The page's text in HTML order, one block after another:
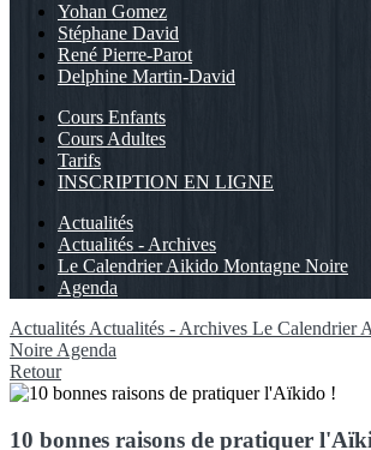
Yohan Gomez
Stéphane David
René Pierre-Parot
Delphine Martin-David
Cours Enfants
Cours Adultes
Tarifs
INSCRIPTION EN LIGNE
Actualités
Actualités - Archives
Le Calendrier Aikido Montagne Noire
Agenda
Actualités Actualités - Archives Le Calendrier
Noire Agenda
Retour
10 bonnes raisons de pratiquer